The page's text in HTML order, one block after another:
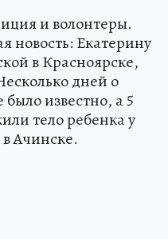
и волонтеры.
новость: Екатерину
в Красноярске,
дней о
известно, а 5
тело ребенка у
Ачинске.